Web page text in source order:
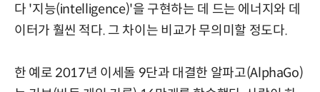
다 '지능(intelligence)'을 구현하는 데 드는 에너지와 데
이터가 훨씬 적다. 그 차이는 비교가 무의미할 정도다.
한 예로 2017년 이세돌 9단과 대결한 알파고(AlphaGo)